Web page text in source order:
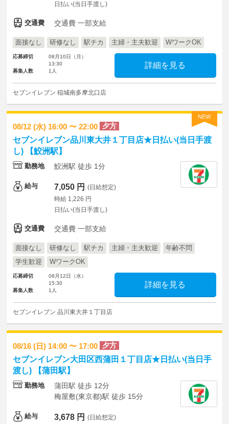
日払い(当日手渡し)
交通費 交通費 一部支給
面接なし 研修なし 駅チカ 主婦・主夫歓迎 WワークOK
応募締切
08月10日（月）
13:30
募集人数
1人
詳細を見る
セブンイレブン 稲城南多摩北口店
NEW
08/12 (水) 16:00 〜 22:00 夕方
セブンイレブン品川東大井１丁目店★日払い(当日手渡
し) 【鮫洲駅】
勤務地 鮫洲駅 徒歩 1分
給与 7,050 円 (日給想定)
時給 1,226 円
日払い(当日手渡し)
交通費 交通費 一部支給
面接なし 研修なし 駅チカ 主婦・主夫歓迎
年齢不問
学生歓迎
WワークOK
応募締切
08月12日（水）
15:30
募集人数
1人
詳細を見る
セブンイレブン 品川東大井１丁目店
08/16 (日) 14:00 〜 17:00 夕方
セブンイレブン大田区西蒲田１丁目店★日払い(当日手
渡し) 【蒲田駅】
勤務地
蒲田駅 徒歩 12分
梅屋敷(東京都)駅 徒歩 15分
給与 3,678 円 (日給想定)